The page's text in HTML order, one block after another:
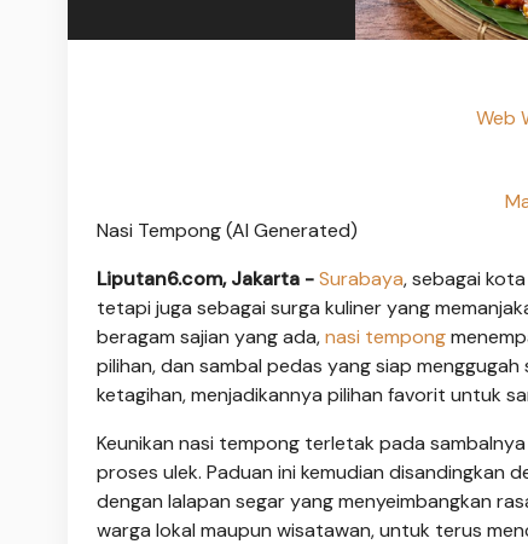
Web
Nasi Tempong (AI Generated)
Liputan6.com, Jakarta -Surabaya, sebagai
tetapi juga sebagai surga kuliner yang
beragam sajian yang ada,nasi tempong
pilihan, dan sambal pedas yang siap
ketagihan, menjadikannya pilihan favorit untuk
Keunikan nasi tempong terletak pada
proses ulek. Paduan ini kemudian disandingkan
dengan lalapan segar yang menyeimbangkan
warga lokal maupun wisatawan, untuk terus